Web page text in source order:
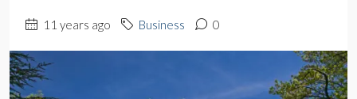
11 years ago Business 0